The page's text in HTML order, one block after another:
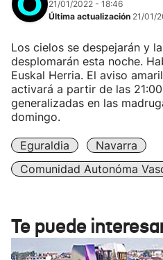
21/01/2022 - 18:46
Última actualización 21/01/
Los cielos se despejarán y
desplomarán esta noche.
Euskal Herria. El aviso
activará a partir de las
generalizadas en las
domingo.
Eguraldia
Navarra
Comunidad Autonóma
Te puede